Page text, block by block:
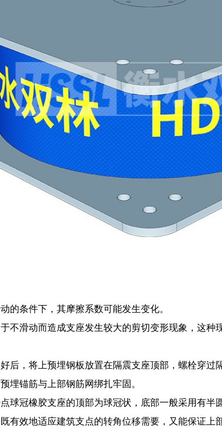
的条件下，其摩擦系数可能发生变化。
不滑动而造成支座发生较大的剪切变形现象，这
后，将上预埋钢板放置在隔震支座顶部，螺栓穿过
埋锚筋与上部钢筋网绑扎牢固。
球冠橡胶支座的顶部为球冠状，底部一般采用有半
有效地适应建筑支点的转角位移需要，又能保证